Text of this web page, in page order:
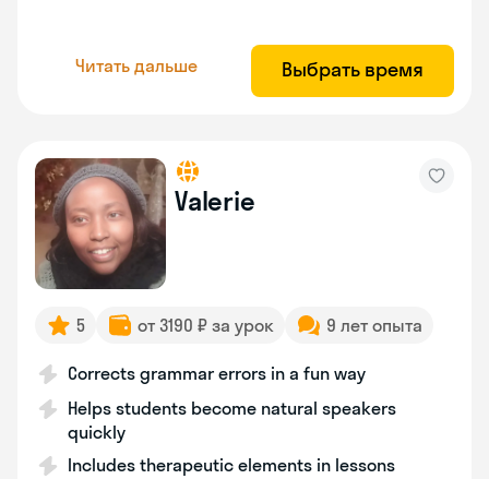
Читать дальше Выбрать время
Valerie
5 от 3190 ₽ за урок 9 лет опыта
Corrects grammar errors in a fun way
Helps students become natural speakers
quickly
Includes therapeutic elements in lessons